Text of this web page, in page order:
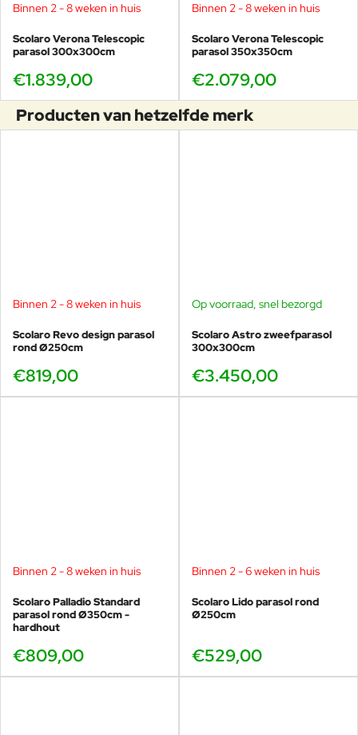
Binnen 2 - 8 weken in huis
Scolaro Verona Telescopic
parasol 300x300cm
€1.839,00
Binnen 2 - 8 weken in huis
Scolaro Verona Telescopic
parasol 350x350cm
€2.079,00
Producten van hetzelfde merk
Binnen 2 - 8 weken in huis
Scolaro Revo design parasol
rond Ø250cm
€819,00
Op voorraad, snel bezorgd
Scolaro Astro zweefparasol
300x300cm
€3.450,00
Binnen 2 - 8 weken in huis
Scolaro Palladio Standard
parasol rond Ø350cm -
hardhout
€809,00
Binnen 2 - 6 weken in huis
Scolaro Lido parasol rond
Ø250cm
€529,00